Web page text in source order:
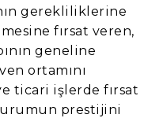
gerekliliklerine
fırsat veren,
geneline
ortamını
ticari işlerde fırsat
prestijini